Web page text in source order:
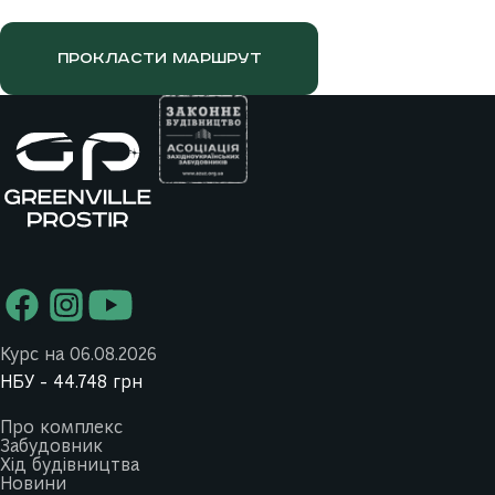
ПРОКЛАСТИ МАРШРУТ
Курс на 06.08.2026
НБУ - 44.748 грн
Про комплекс
Забудовник
Хід будівництва
Новини